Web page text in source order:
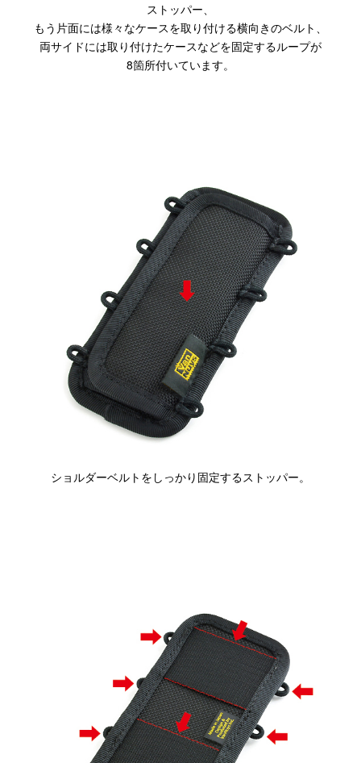
ストッパー、
もう片面には様々なケースを取り付ける横向きのベルト、
両サイドには取り付けたケースなどを固定するループが
8箇所付いています。
ショルダーベルトをしっかり固定するストッパー。